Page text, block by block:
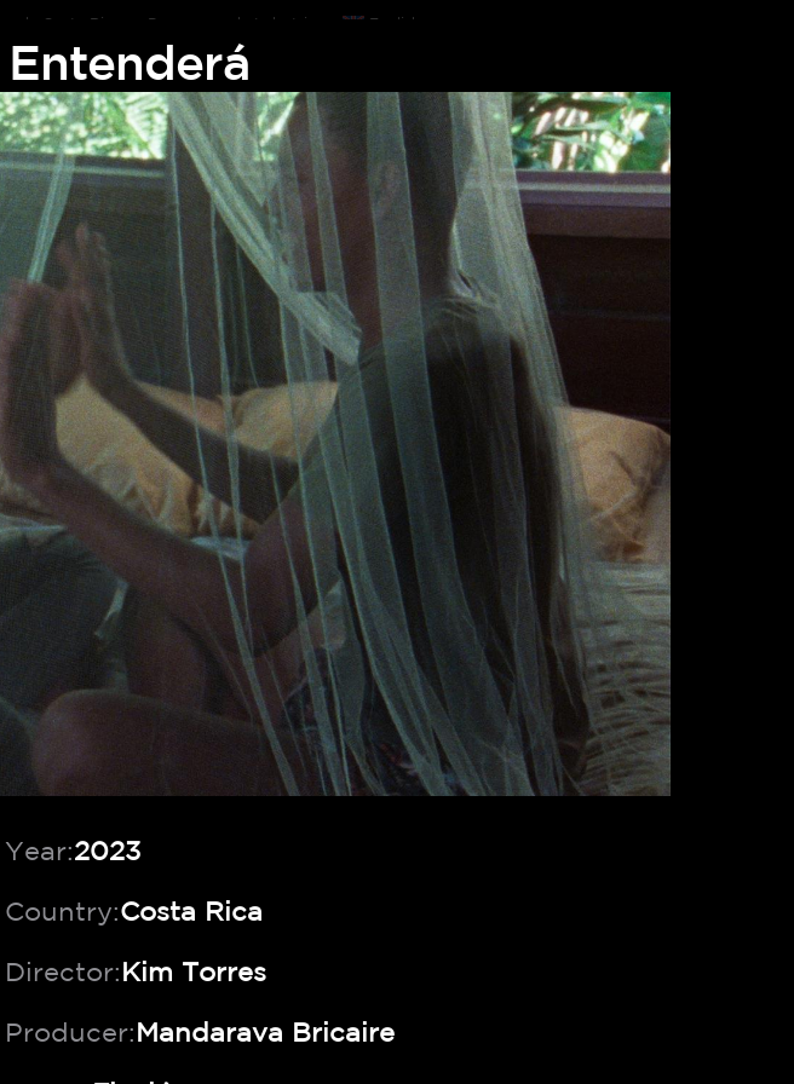
de Costa Rica Programas de Industria English
y estática ciudad de Manzanillo.
Política de Privacidad Términos & Condiciones
Year:2023
Country:Costa Rica
Director:Kim Torres
Producer:Mandarava Bricaire